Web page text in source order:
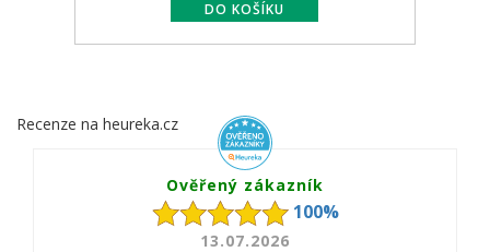
Recenze na heureka.cz
Ověřený zákazník
100%
13.07.2026